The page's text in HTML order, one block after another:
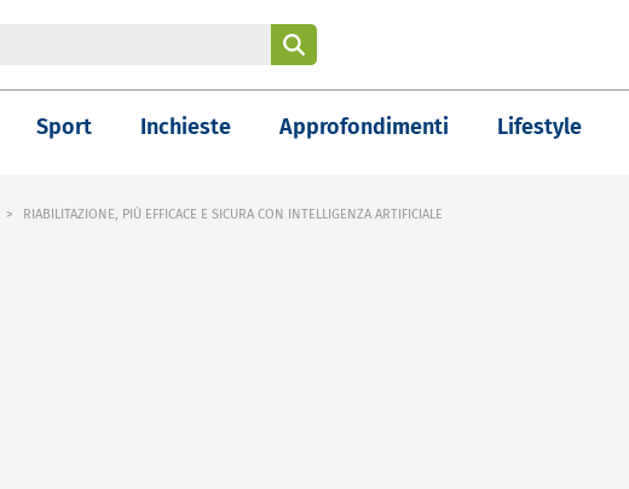
Sport Inchieste Approfondimenti Lifestyle
RIABILITAZIONE, PIÙ EFFICACE E SICURA CON INTELLIGENZA ARTIFICIALE